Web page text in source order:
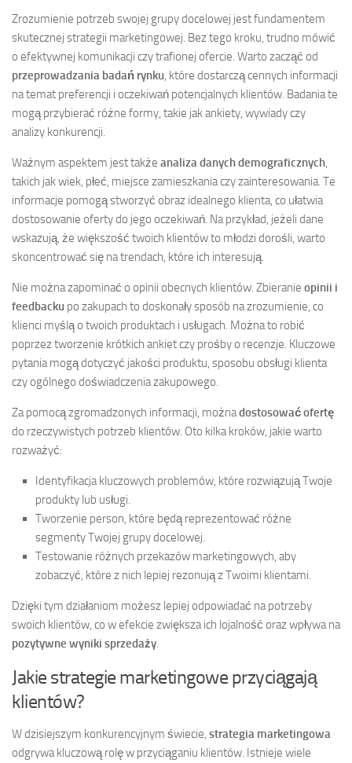
Zrozumienie potrzeb swojej grupy docelowej jest fundamentem
skutecznej strategii marketingowej. Bez tego kroku, trudno mówić
o efektywnej komunikacji czy trafionej ofercie. Warto zacząć od
przeprowadzania badań rynku, które dostarczą cennych informacji
na temat preferencji i oczekiwań potencjalnych klientów. Badania te
mogą przybierać różne formy, takie jak ankiety, wywiady czy
analizy konkurencji.
Ważnym aspektem jest także analiza danych demograficznych,
takich jak wiek, płeć, miejsce zamieszkania czy zainteresowania. Te
informacje pomogą stworzyć obraz idealnego klienta, co ułatwia
dostosowanie oferty do jego oczekiwań. Na przykład, jeżeli dane
wskazują, że większość twoich klientów to młodzi dorośli, warto
skoncentrować się na trendach, które ich interesują.
Nie można zapominać o opinii obecnych klientów. Zbieranie opinii i
feedbacku po zakupach to doskonały sposób na zrozumienie, co
klienci myślą o twoich produktach i usługach. Można to robić
poprzez tworzenie krótkich ankiet czy prośby o recenzje. Kluczowe
pytania mogą dotyczyć jakości produktu, sposobu obsługi klienta
czy ogólnego doświadczenia zakupowego.
Za pomocą zgromadzonych informacji, możnadostosować ofertę
do rzeczywistych potrzeb klientów. Oto kilka kroków, jakie warto
rozważyć:
Identyfikacja kluczowych problemów, które rozwiązują Twoje
produkty lub usługi.
Tworzenie person, które będą reprezentować różne
segmenty Twojej grupy docelowej.
Testowanie różnych przekazów marketingowych, aby
zobaczyć, które z nich lepiej rezonują z Twoimi klientami.
Dzięki tym działaniom możesz lepiej odpowiadać na potrzeby
swoich klientów, co w efekcie zwiększa ich lojalność oraz wpływa na
pozytywne wyniki sprzedaży.
Jakie strategie marketingowe przyciągają
klientów?
W dzisiejszym konkurencyjnym świecie, strategia marketingowa
odgrywa kluczową rolę w przyciąganiu klientów. Istnieje wiele